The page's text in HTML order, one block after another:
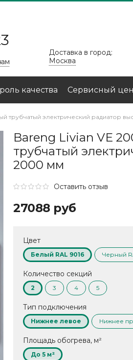
Доставка в город:
Москва
качества Сервисный
трубчатый электрический радиатор
Bareng Livian VE
трубчатый
2000 мм
Оставить отзыв
27088 руб
Цвет
Белый RAL 9016 Черный
Количество секций
2 3 4 5
Тип подключения
Нижнее левое Нижнее
Площадь обогрева, м²
До 5 м²